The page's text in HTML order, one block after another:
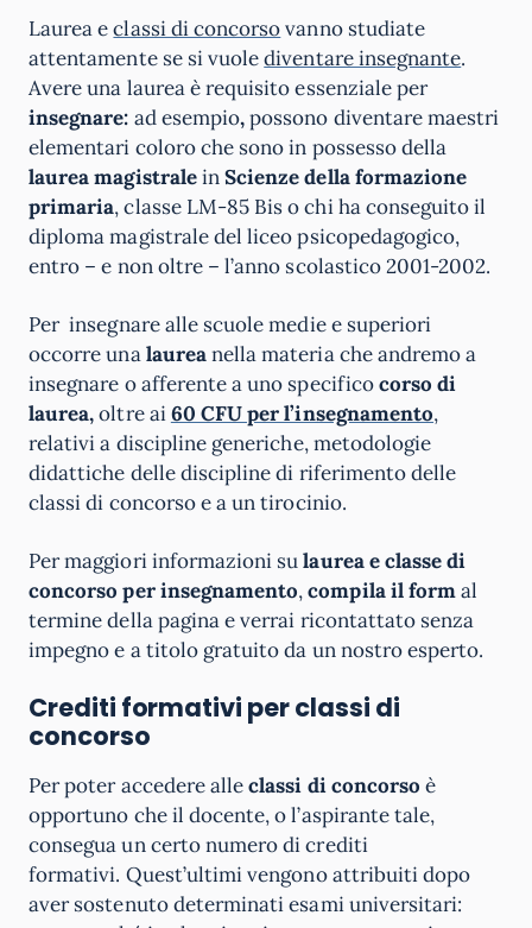
Laurea eclassi di concorsovanno studiate
attentamente se si vuolediventare insegnante.
Avere una laurea è requisito essenziale per
insegnare: ad esempio,possono diventare maestri
elementari coloro che sono in possesso della
laurea magistraleinScienze della formazione
primaria, classe LM-85 Bis o chi ha conseguito il
diploma magistrale del liceo psicopedagogico,
entro – e non oltre – l’anno scolastico 2001-2002.
Per insegnare alle scuole medie e superiori
occorre unalaureanella materia che andremo a
insegnare o afferente a uno specificocorso di
laurea,oltre ai60 CFU per l’insegnamento,
relativi a discipline generiche, metodologie
didattiche delle discipline di riferimento delle
classi di concorso e a un tirocinio.
Per maggiori informazioni sulaurea e classe di
concorso per insegnamento,compila il formal
termine della pagina e verrai ricontattato senza
impegno e a titolo gratuito da un nostro esperto.
Crediti formativi per classi di
concorso
Per poter accedere alleclassi di concorso è
opportuno che il docente, o l’aspirante tale,
consegua un certo numero di crediti
formativi. Quest’ultimi vengono attribuiti dopo
aver sostenuto determinati esami universitari: